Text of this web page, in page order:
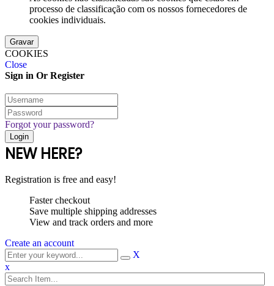
processo de classificação com os nossos fornecedores de
cookies individuais.
Gravar
COOKIES
Close
Sign in Or Register
Forgot your password?
NEW HERE?
Registration is free and easy!
Faster checkout
Save multiple shipping addresses
View and track orders and more
Create an account
X
x